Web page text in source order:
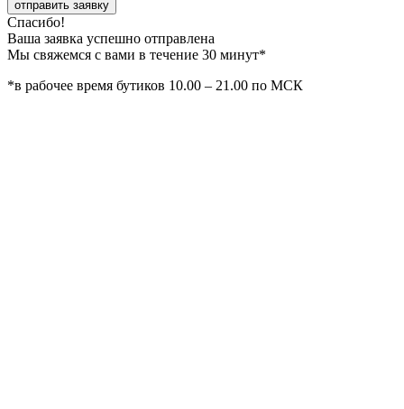
отправить заявку
Спасибо!
Ваша заявка успешно отправлена
Мы свяжемся с вами в течение 30 минут*
*в рабочее время бутиков 10.00 – 21.00 по МСК